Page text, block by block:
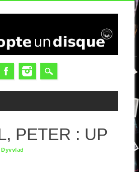
PETER : UP
Dyvvlad